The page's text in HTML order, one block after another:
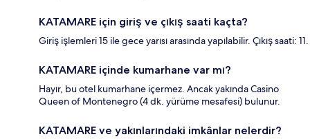
KATAMARE için giriş ve çıkış saati kaçta?
Giriş işlemleri 15 ile gece yarısı arasında yapılabilir. Çıkış saati: 11.
KATAMARE içinde kumarhane var mı?
Hayır, bu otel kumarhane içermez. Ancak yakında Casino
Queen of Montenegro (4 dk. yürüme mesafesi) bulunur.
KATAMARE ve yakınlarındaki imkânlar nelerdir?